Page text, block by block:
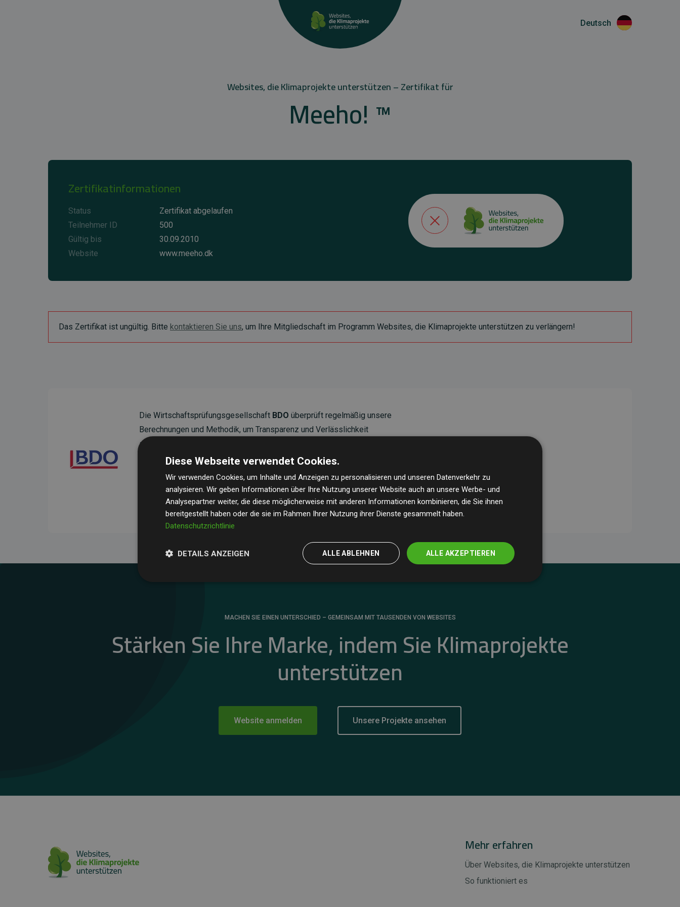
Deutsch
Websites, die Klimaprojekte unterstützen – Zertifikat für
Meeho! ™
Zertifikatinformationen
Status
Zertifikat abgelaufen
Teilnehmer ID
500
Gültig bis
30.09.2010
Website
www.meeho.dk
Das Zertifikat ist ungültig. Bitte kontaktieren Sie uns, um Ihre Mitgliedschaft im Programm Websites, die Klimaprojekte unterstützen zu verlängern!
Die Wirtschaftsprüfungsgesellschaft BDO überprüft regelmäßig unsere
Berechnungen und Methodik, um Transparenz und Verlässlichkeit
sicherzustellen.
Ihre Prüfungen belegen, dass unsere Investitionen in Klimaschutzprojekte im
Durchschnitt200 % der geschätzten CO₂-Emissionender teilnehmenden
Websites kompensieren – ein klarer Nachweis für die messbare Klimawirkung
unseres Ansatzes.
MACHEN SIE EINEN UNTERSCHIED – GEMEINSAM MIT TAUSENDEN VON WEBSITES
Stärken Sie Ihre Marke, indem Sie Klimaprojekte
unterstützen
Website anmelden Unsere Projekte ansehen
Mehr erfahren
Über Websites, die Klimaprojekte unterstützen
So funktioniert es
Diese Webseite verwendet Cookies.
Wir verwenden Cookies, um Inhalte und Anzeigen zu personalisieren und unseren Datenverkehr zu
analysieren. Wir geben Informationen über Ihre Nutzung unserer Website auch an unsere Werbe- und
Analysepartner weiter, die diese möglicherweise mit anderen Informationen kombinieren, die Sie ihnen
bereitgestellt haben oder die sie im Rahmen Ihrer Nutzung ihrer Dienste gesammelt haben.
Datenschutzrichtlinie
ALLE AKZEPTIEREN
ALLE ABLEHNEN
DETAILS ANZEIGEN